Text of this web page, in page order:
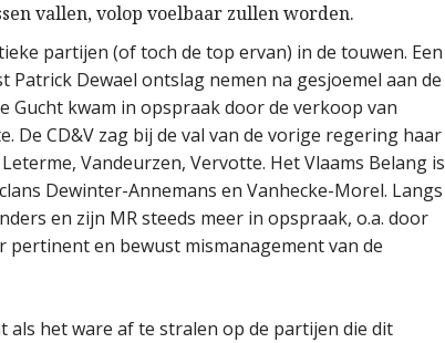
vallen, volop voelbaar zullen worden.
partijen (of toch de top ervan) in de touwen. Een
Patrick Dewael ontslag nemen na gesjoemel aan de
Gucht kwam in opspraak door de verkoop van
De CD&V zag bij de val van de vorige regering haar
Vandeurzen, Vervotte. Het Vlaams Belang is
Dewinter-Annemans en Vanhecke-Morel. Langs
en zijn MR steeds meer in opspraak, o.a. door
pertinent en bewust mismanagement van de
als het ware af te stralen op de partijen die dit